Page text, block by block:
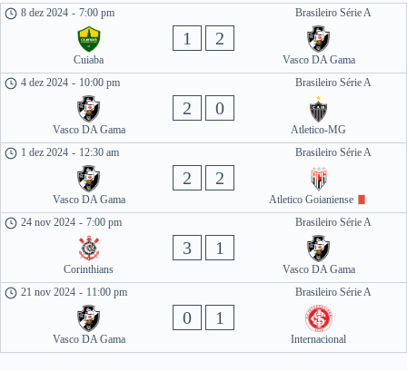
Brasileiro Série A
8 dez 2024 - 7:00 pm
Cuiaba
1 2
Vasco DA Gama
Brasileiro Série A
4 dez 2024 - 10:00 pm
Vasco DA Gama
2 0
Atletico-MG
Brasileiro Série A
1 dez 2024 - 12:30 am
Vasco DA Gama
2 2
Atletico Goianiense
Brasileiro Série A
24 nov 2024 - 7:00 pm
Corinthians
3 1
Vasco DA Gama
Brasileiro Série A
21 nov 2024 - 11:00 pm
Vasco DA Gama
0 1
Internacional